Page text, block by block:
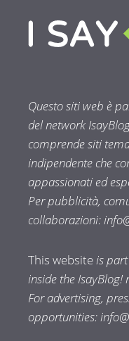
Questo siti web è
del network
comprende siti
indipendente che
appassionati ed
Per pubblicità,
collaborazioni:
This websiteis part
inside the IsayBlog!
For advertising,
opportunities: